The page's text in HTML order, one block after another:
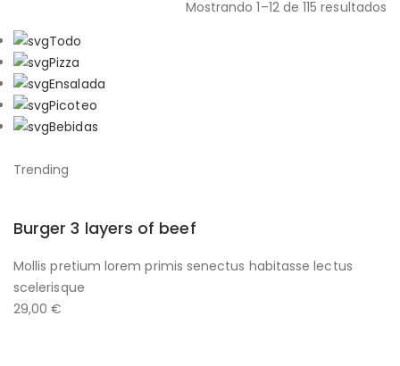
Mostrando 1–12 de 115 resultados
Todo
Pizza
Ensalada
Picoteo
Bebidas
Trending
Burger 3 layers of beef
Mollis pretium lorem primis senectus habitasse lectus
scelerisque
29,00 €